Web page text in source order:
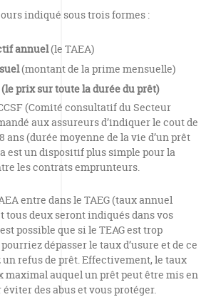
indiqué sous trois formes :
annuel(le TAEA)
(montant de la prime mensuelle)
prix sur toute la durée du prêt)
(Comité consultatif du Secteur
aux assureurs d’indiquer le cout de
ans (durée moyenne de la vie d’un prêt
est un dispositif plus simple pour la
les contrats emprunteurs.
entre dans le TAEG (taux annuel
tous deux seront indiqués dans vos
possible que si le TEAG est trop
dépasser le taux d’usure et de ce
refus de prêt. Effectivement, le taux
maximal auquel un prêt peut être mis en
éviter des abus et vous protéger.